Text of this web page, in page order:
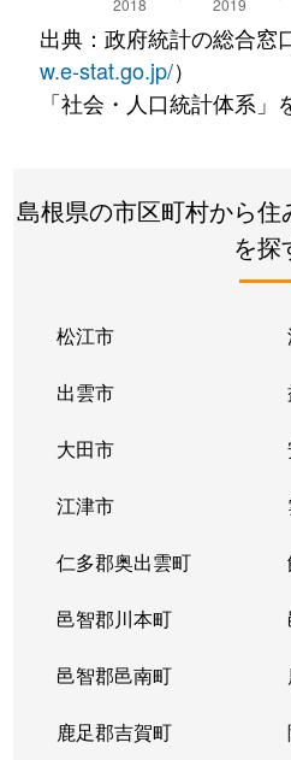
出典：政府統計の総合窓
w.e-stat.go.jp/）
「社会・人口統計体系
島根県の市区町村から
を探
松江市
出雲市
大田市
江津市
仁多郡奥出雲町
邑智郡川本町
邑智郡邑南町
鹿足郡吉賀町